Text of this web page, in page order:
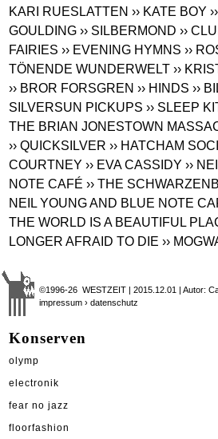
KARI RUESLATTEN ›› KATE BOY
GOULDING ›› SILBERMOND ››
FAIRIES ›› EVENING HYMNS ››
TÖNENDE WUNDERWELT ››
›› BROR FORSGREN ›› HINDS ››
SILVERSUN PICKUPS ›› SLEEP
THE BRIAN JONESTOWN
›› QUICKSILVER ›› HATCHAM
COURTNEY ›› EVA CASSIDY ››
NOTE CAFÉ ›› THE
NEIL YOUNG AND BLUE NOTE
THE WORLD IS A BEAUTIFUL
LONGER AFRAID TO DIE ››
©1996-26 WESTZEIT | 2015.12.01 | Autor:
impressum › datenschutz
Konserven
olymp
electronik
fear no jazz
floorfashion